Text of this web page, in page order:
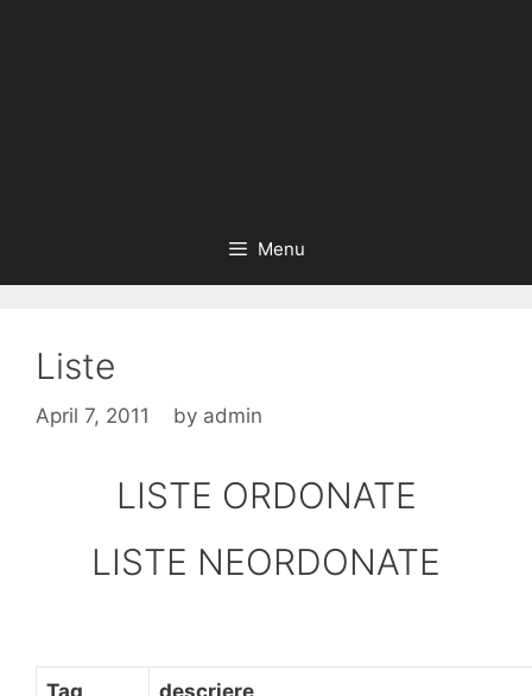
Menu
Liste
April 7, 2011 by admin
LISTE ORDONATE
LISTE NEORDONATE
Tag descriere